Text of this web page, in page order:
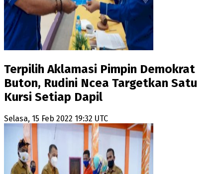
Terpilih Aklamasi Pimpin Demokrat
Buton, Rudini Ncea Targetkan Satu
Kursi Setiap Dapil
Selasa, 15 Feb 2022 19:32 UTC